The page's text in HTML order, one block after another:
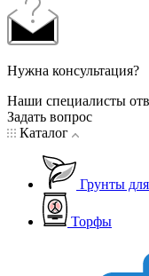
Нужна консультация?
Наши специалисты
Задать вопрос
Каталог
Грунты
Торфы